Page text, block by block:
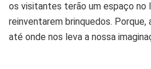
os visitantes terão um espaço no
reinventarem brinquedos.
até onde nos leva a nossa